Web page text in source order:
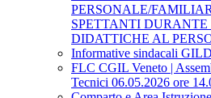
PERSONALE/
SPETTANTI
DIDATTICHE AL
Informative sindacali
FLC CGIL Veneto |
Tecnici 06.05.2026 ore